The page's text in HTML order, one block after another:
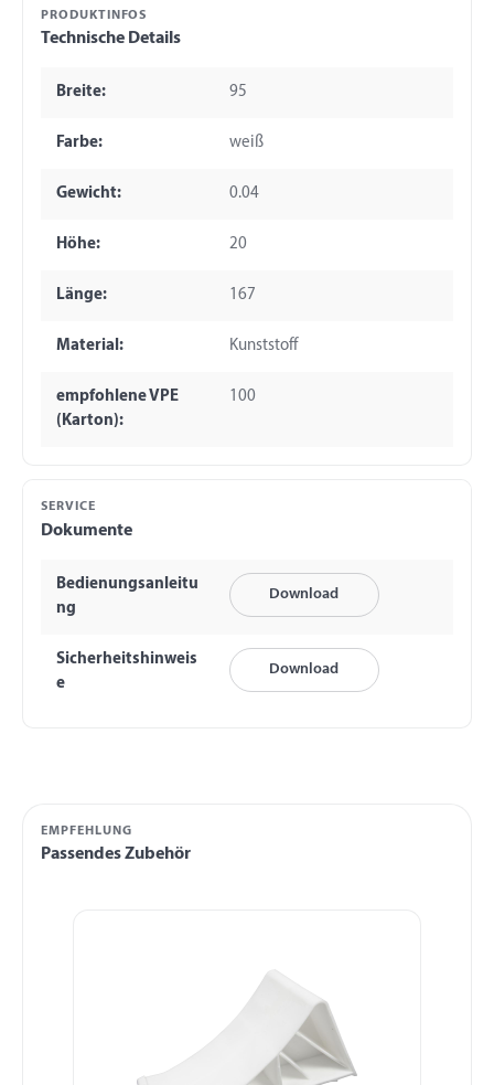
PRODUKTINFOS
Technische Details
Breite: 95
Farbe: weiß
Gewicht: 0.04
Höhe: 20
Länge: 167
Material: Kunststoff
empfohlene VPE
(Karton):
100
SERVICE
Dokumente
Bedienungsanleitu
ng
Download
Sicherheitshinweis
e
Download
EMPFEHLUNG
Passendes Zubehör